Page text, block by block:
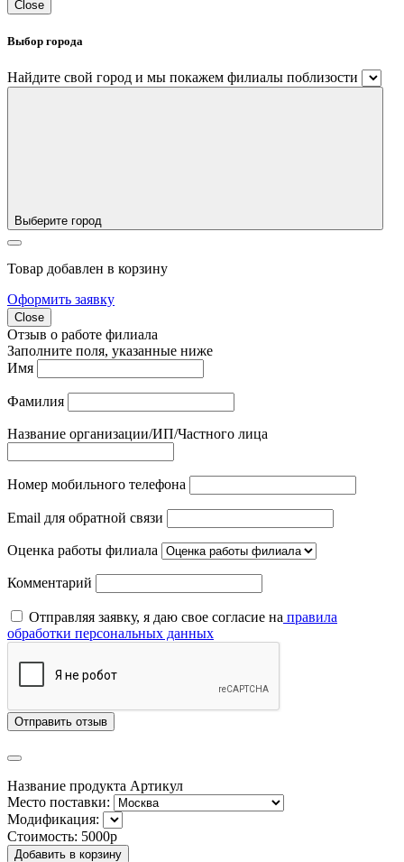
Close
Выбор города
Найдите свой город и мы покажем филиалы поблизости
Выберите город
Товар добавлен в корзину
Оформить заявку
Close
Отзыв о работе филиала
Заполните поля, указанные ниже
Имя
Фамилия
Название организации/ИП/Частного лица
Номер мобильного телефона
Email для обратной связи
Оценка работы филиала
Комментарий
Отправляя заявку, я даю свое согласие на правила
обработки персональных данных
Отправить отзыв
Название продукта Артикул
Место поставки:
Модификация:
Стоимость: 5000р
Добавить в корзину